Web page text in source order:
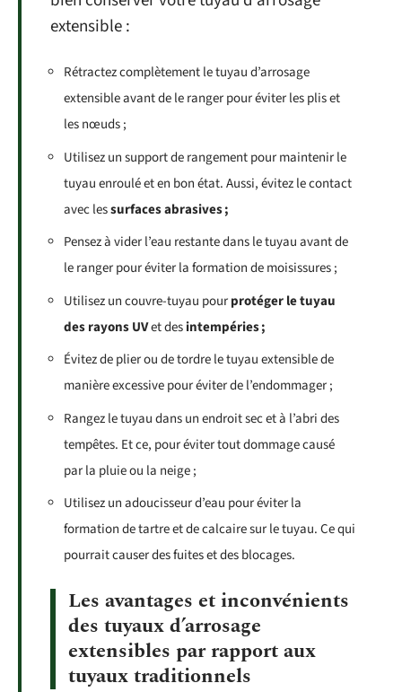
extensible :
Rétractez complètement le tuyau d’arrosage
extensible avant de le ranger pour éviter les plis et
les nœuds ;
Utilisez un support de rangement pour maintenir le
tuyau enroulé et en bon état. Aussi, évitez le contact
avec lessurfaces abrasives ;
Pensez à vider l’eau restante dans le tuyau avant de
le ranger pour éviter la formation de moisissures ;
Utilisez un couvre-tuyau pourprotéger le tuyau
des rayons UVet desintempéries ;
Évitez de plier ou de tordre le tuyau extensible de
manière excessive pour éviter de l’endommager ;
Rangez le tuyau dans un endroit sec et à l’abri des
tempêtes. Et ce, pour éviter tout dommage causé
par la pluie ou la neige ;
Utilisez un adoucisseur d’eau pour éviter la
formation de tartre et de calcaire sur le tuyau. Ce qui
pourrait causer des fuites et des blocages.
Les avantages et inconvénients
des tuyaux d’arrosage
extensibles par rapport aux
tuyaux traditionnels